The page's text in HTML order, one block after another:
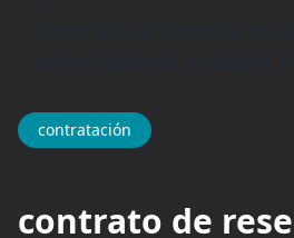
contratación
contrato de